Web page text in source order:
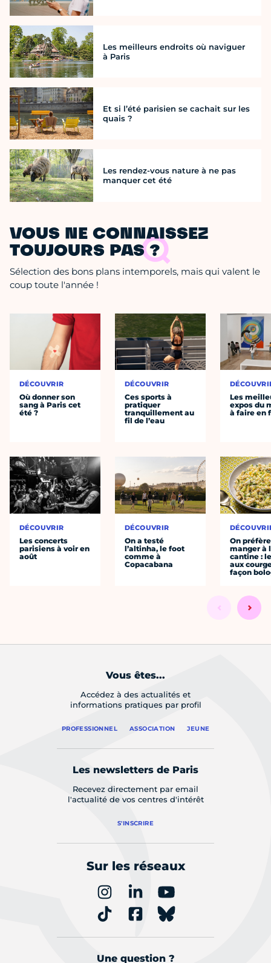
Les meilleurs endroits où naviguer
à Paris
Et si l’été parisien se cachait sur les
quais ?
Les rendez-vous nature à ne pas
manquer cet été
VOUS NE CONNAISSEZ
TOUJOURS PAS ?
Sélection des bons plans intemporels, mais qui valent le
coup toute l'année !
DÉCOUVRIR
Où donner son
sang à Paris cet
été ?
DÉCOUVRIR
Les concerts
parisiens à voir en
août
DÉCOUVRIR
Ces sports à
pratiquer
tranquillement au
fil de l’eau
DÉCOUVRIR
On a testé
l’altinha, le foot
comme à
Copacabana
Les
expos du
à faire en
On préfère
manger à
cantine :
aux
façon
Vous êtes...
Accédez à des actualités et
informations pratiques par profil
PROFESSIONNEL ASSOCIATION JEUNE
Les newsletters de Paris
Recevez directement par email
l'actualité de vos centres d'intérêt
S'INSCRIRE
Sur les réseaux
Une question ?